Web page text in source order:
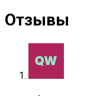
Отзывы